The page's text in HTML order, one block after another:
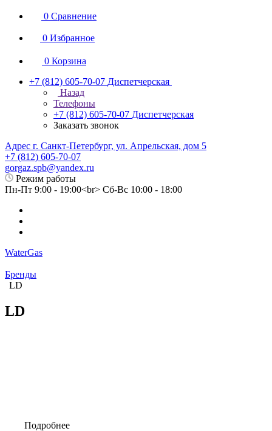
0 Сравнение
0 Избранное
0 Корзина
+7 (812) 605-70-07 Диспетчерская
Назад
Телефоны
+7 (812) 605-70-07 Диспетчерская
Заказать звонок
Адрес г. Санкт-Петербург, ул. Апрельская, дом 5
+7 (812) 605-70-07
gorgaz.spb@yandex.ru
Режим работы
Пн-Пт 9:00 - 19:00<br> Сб-Вс 10:00 - 18:00
WaterGas
Бренды
LD
LD
Подробнее